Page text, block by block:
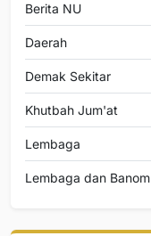
Berita NU
Daerah
Demak Sekitar
Khutbah Jum'at
Lembaga
Lembaga dan Banom